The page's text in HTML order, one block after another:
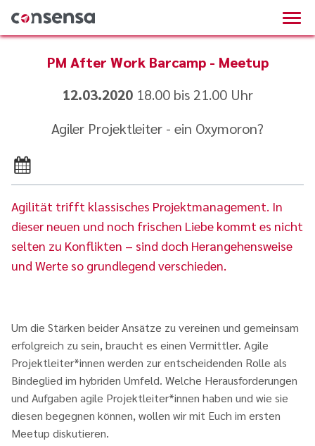
PM After Work Barcamp - Meetup
12.03.202018.00 bis 21.00 Uhr
Agiler Projektleiter - ein Oxymoron?
Agilität trifft klassisches Projektmanagement. In
dieser neuen und noch frischen Liebe kommt es nicht
selten zu Konflikten – sind doch Herangehensweise
und Werte so grundlegend verschieden.
Um die Stärken beider Ansätze zu vereinen und gemeinsam
erfolgreich zu sein, braucht es einen Vermittler. Agile
Projektleiter*innen werden zur entscheidenden Rolle als
Bindeglied im hybriden Umfeld. Welche Herausforderungen
und Aufgaben agile Projektleiter*innen haben und wie sie
diesen begegnen können, wollen wir mit Euch im ersten
Meetup diskutieren.